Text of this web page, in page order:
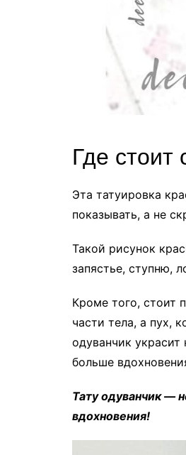
Где стоит
Эта татуировка
показывать, а не
Такой рисунок
запястье, ступню,
Кроме того, стоит
части тела, а пух,
одуванчик
больше
Тату одуванчик —
вдохновения!